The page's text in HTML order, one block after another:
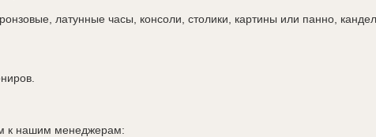
латунные часы, консоли, столики, картины или панно,
к нашим менеджерам: